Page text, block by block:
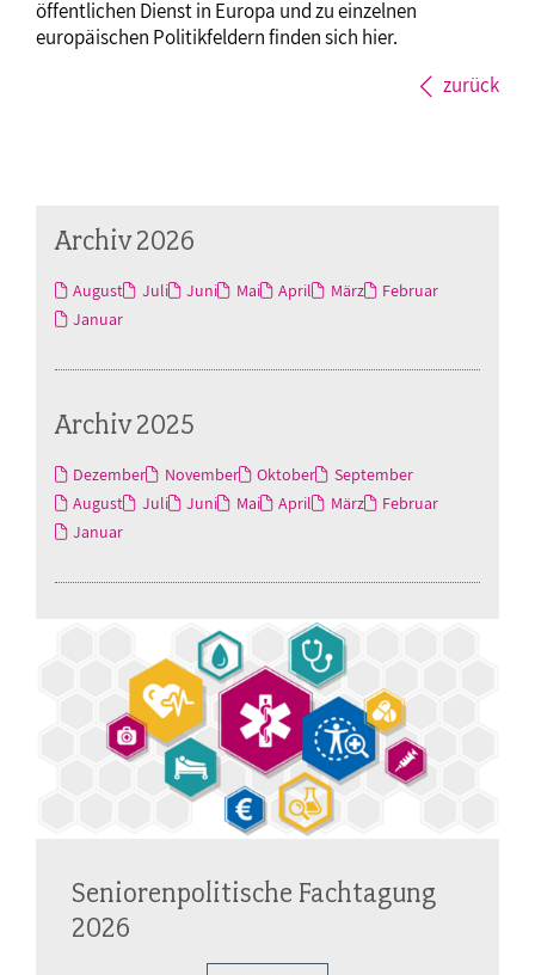
öffentlichen Dienst in Europa und zu einzelnen
europäischen Politikfeldern finden sich hier.
zurück
Archiv 2026
August Juli Juni Mai April März
Februar
Januar
Archiv 2025
Dezember November Oktober
September
August
Juli Juni Mai April März
Februar
Januar
Seniorenpolitische Fachtagung
2026